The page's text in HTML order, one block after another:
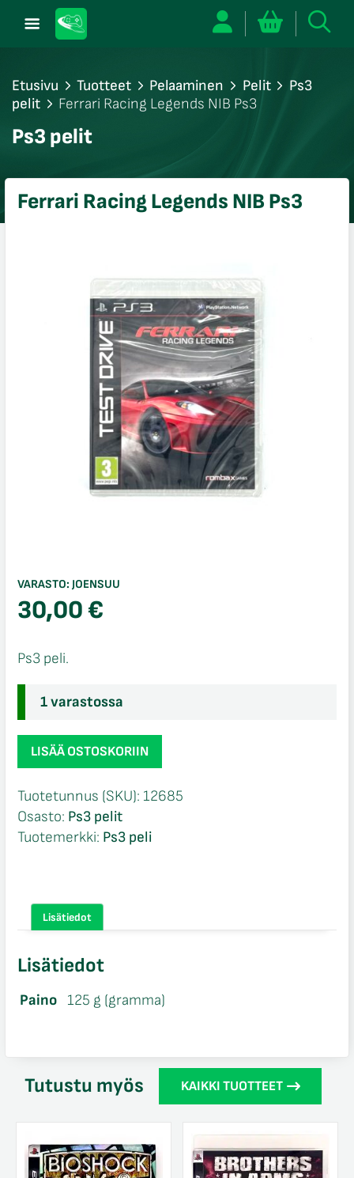
Etusivu Tuotteet Pelaaminen Pelit
Ps3
pelit
Ferrari Racing Legends NIB Ps3
Ps3 pelit
Ferrari Racing Legends NIB Ps3
VARASTO: JOENSUU
30,00€
Ps3 peli.
1 varastossa
Ferrari
Racing
NIB
Ps3
määrä
LISÄÄ OSTOSKORIIN
Tuotetunnus (SKU): 12685
Osasto: Ps3 pelit
Tuotemerkki: Ps3 peli
Lisätiedot
Lisätiedot
Paino 125 g (gramma)
Tutustu myös KAIKKI TUOTTEET
sulje
sulje